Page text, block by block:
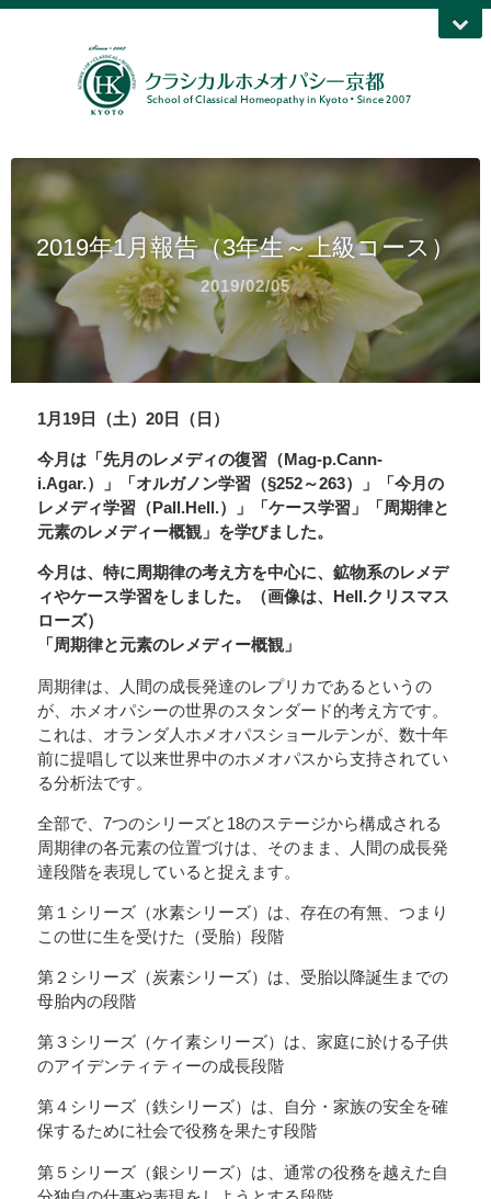
2019年1月報告（3年生～上級コース）
2019/02/05
1月19日（土）20日（日）
今月は「先月のレメディの復習（Mag-p.Cann-
i.Agar.）」「オルガノン学習（§252～263）」「今月の
レメディ学習（Pall.Hell.）」「ケース学習」「周期律と
元素のレメディー概観」を学びました。
今月は、特に周期律の考え方を中心に、鉱物系のレメデ
ィやケース学習をしました。（画像は、Hell.クリスマス
ローズ）
「周期律と元素のレメディー概観」
周期律は、人間の成長発達のレプリカであるというの
が、ホメオパシーの世界のスタンダード的考え方です。
これは、オランダ人ホメオパスショールテンが、数十年
前に提唱して以来世界中のホメオパスから支持されてい
る分析法です。
全部で、7つのシリーズと18のステージから構成される
周期律の各元素の位置づけは、そのまま、人間の成長発
達段階を表現していると捉えます。
第１シリーズ（水素シリーズ）は、存在の有無、つまり
この世に生を受けた（受胎）段階
第２シリーズ（炭素シリーズ）は、受胎以降誕生までの
母胎内の段階
第３シリーズ（ケイ素シリーズ）は、家庭に於ける子供
のアイデンティティーの成長段階
第４シリーズ（鉄シリーズ）は、自分・家族の安全を確
保するために社会で役務を果たす段階
第５シリーズ（銀シリーズ）は、通常の役務を越えた自